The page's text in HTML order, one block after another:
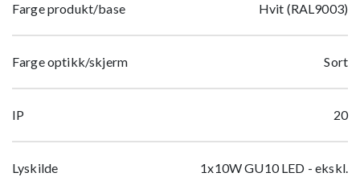
Farge produkt/base Hvit (RAL9003)
Farge optikk/skjerm Sort
IP 20
Lyskilde 1x10W GU10 LED - ekskl.